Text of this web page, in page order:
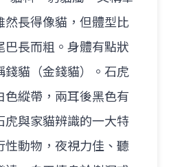
然長得像貓，但體型比
巴長而粗。身體有點狀
錢貓（金錢貓）。石虎
色縱帶，兩耳後黑色有
虎與家貓辨識的一大特
性動物，夜視力佳、聽